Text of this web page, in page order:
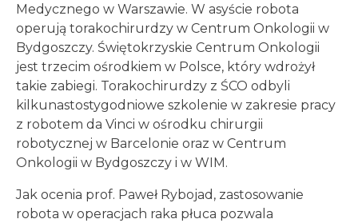
Medycznego w Warszawie. W asyście robota
operują torakochirurdzy w Centrum Onkologii w
Bydgoszczy. Świętokrzyskie Centrum Onkologii
jest trzecim ośrodkiem w Polsce, który wdrożył
takie zabiegi. Torakochirurdzy z ŚCO odbyli
kilkunastostygodniowe szkolenie w zakresie pracy
z robotem da Vinci w ośrodku chirurgii
robotycznej w Barcelonie oraz w Centrum
Onkologii w Bydgoszczy i w WIM.
Jak ocenia prof. Paweł Rybojad, zastosowanie
robota w operacjach raka płuca pozwala